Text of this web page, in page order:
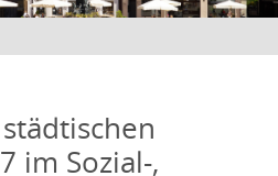
im Sozial-,